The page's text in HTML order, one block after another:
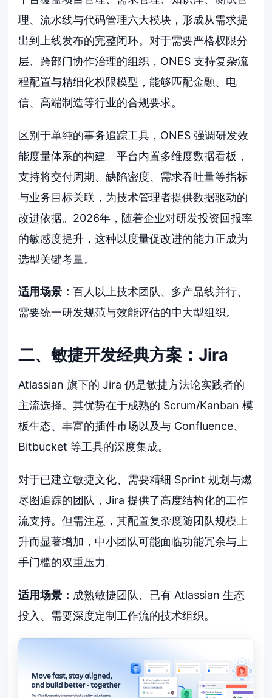
理、流水线与代码管理六大模块，形成从需求提
出到上线发布的完整闭环。对于需要严格权限分
层、跨部门协作治理的组织，ONES 支持复杂流
程配置与精细化权限模型，能够匹配金融、电
信、高端制造等行业的合规要求。
区别于单纯的事务追踪工具，ONES 强调研发效
能度量体系的构建。平台内置多维度数据看板，
支持将交付周期、缺陷密度、需求吞吐量等指标
与业务目标关联，为技术管理者提供数据驱动的
改进依据。2026年，随着企业对研发投资回报率
的敏感度提升，这种以度量促改进的能力正成为
选型关键考量。
适用场景：百人以上技术团队、多产品线并行、
需要统一研发规范与效能评估的中大型组织。
二、敏捷开发经典方案：Jira
Atlassian 旗下的 Jira 仍是敏捷方法论实践者的
主流选择。其优势在于成熟的 Scrum/Kanban 模
板生态、丰富的插件市场以及与 Confluence、
Bitbucket 等工具的深度集成。
对于已建立敏捷文化、需要精细 Sprint 规划与燃
尽图追踪的团队，Jira 提供了高度结构化的工作
流支持。但需注意，其配置复杂度随团队规模上
升而显著增加，中小团队可能面临功能冗余与上
手门槛的双重压力。
适用场景： 成熟敏捷团队、已有 Atlassian 生态
投入、需要深度定制工作流的技术组织。